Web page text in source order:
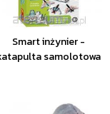
Smart inżynier -
samolotowa